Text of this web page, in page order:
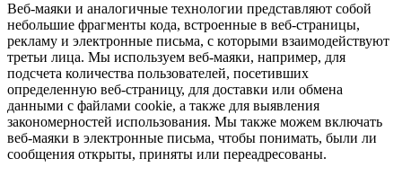
Веб-маяки и аналогичные технологии представляют собой
небольшие фрагменты кода, встроенные в веб-страницы,
рекламу и электронные письма, с которыми взаимодействуют
третьи лица. Мы используем веб-маяки, например, для
подсчета количества пользователей, посетивших
определенную веб-страницу, для доставки или обмена
данными с файлами cookie, а также для выявления
закономерностей использования. Мы также можем включать
веб-маяки в электронные письма, чтобы понимать, были ли
сообщения открыты, приняты или переадресованы.